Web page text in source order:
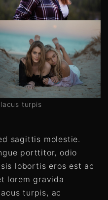
turpis
sagittis molestie.
porttitor, odio
lobortis eros est ac
lorem gravida
turpis, ac